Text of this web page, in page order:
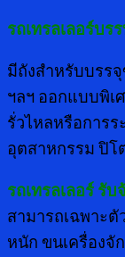
รถเทรลเลอร์บร
มีถังสำหรับบรรจุ
ฯลฯ ออกแบบพิเ
รั่วไหลหรือการร
อุตสาหกรรม ปิโ
รถเทรลเลอร์ รั
สามารถเฉพาะตั
หนัก ขนเครื่องจั